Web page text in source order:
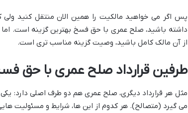
پس اگر می خواهید مالکیت را همین الان منتقل کنید ولی
داشته باشید، صلح عمری با حق فسخ بهترین گزینه است.
از آن مالک کامل باشید، وصیت گزینه مناسب تری است.
طرفین قرارداد صلح عمری با حق
مثل هر قرارداد دیگری، صلح عمری هم دو طرف اصلی دارد:
می گیرد (متصالح). هر کدوم از این ها، شرایط و مسئولیت